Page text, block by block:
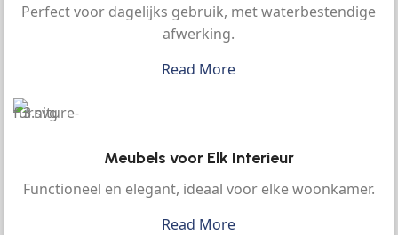
Perfect voor dagelijks gebruik, met waterbestendige
afwerking.
Read More
Meubels voor Elk Interieur
Functioneel en elegant, ideaal voor elke woonkamer.
Read More